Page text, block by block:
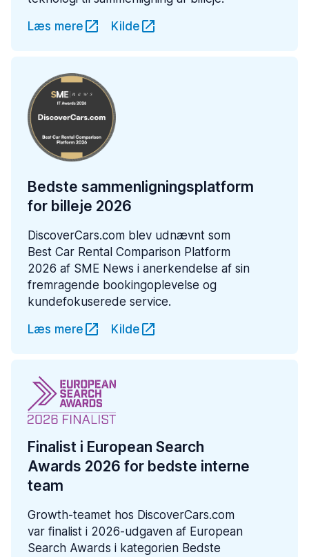
Læs mere
Kilde
Bedste sammenligningsplatform
for billeje 2026
DiscoverCars.com blev udnævnt som
Best Car Rental Comparison Platform
2026 af SME News i anerkendelse af sin
fremragende bookingoplevelse og
kundefokuserede service.
Læs mere
Kilde
Finalist i European Search
Awards 2026 for bedste interne
team
Growth-teamet hos DiscoverCars.com
var finalist i 2026-udgaven af European
Search Awards i kategorien Bedste